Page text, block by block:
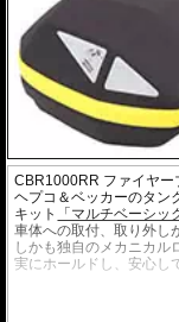
CBR1000RR ファイヤー
ヘプコ＆ベッカーのタン
キット
「マルチベーシッ
車体への取付、取り外し
しかも独自のメカニカル
実にホールドし、安心し
などの車種別専用